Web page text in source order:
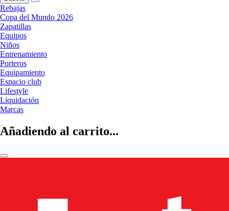
Rebajas
Copa del Mundo 2026
Zapatillas
Equipos
Niños
Entrenamiento
Porteros
Equipamiento
Espacio club
Lifestyle
Liquidación
Marcas
Añadiendo al carrito...